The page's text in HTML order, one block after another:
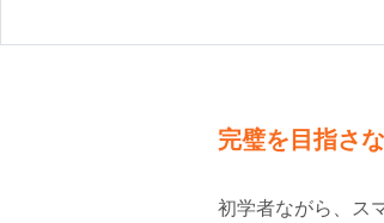
完璧を目指さ
初学者ながら、ス